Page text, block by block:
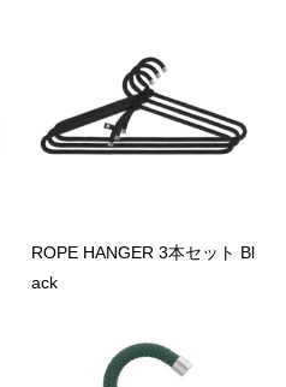
ROPE HANGER 3本セット Bl
ack